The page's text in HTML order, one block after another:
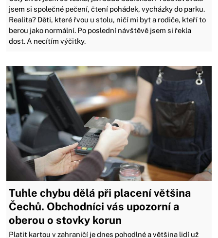
jsem si společné pečení, čtení pohádek, vycházky do parku.
Realita? Děti, které řvou u stolu, ničí mi byt a rodiče, kteří to
berou jako normální. Po poslední návštěvě jsem si řekla
dost. A necítím výčitky.
Tuhle chybu dělá při placení většina
Čechů. Obchodníci vás upozorní a
oberou o stovky korun
Platit kartou v zahraničí je dnes pohodlné a většina lidí už